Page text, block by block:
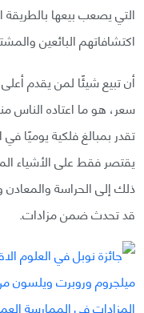
التي يصعب بيعها بالطريقة
اكتشافاتهم البائعين
أن تبيع شيئًا لمن يقدم
سعر، هو ما اعتاده الناس
تقدر بمبالغ فلكية يوميًا
يقتصر فقط على الأشياء
ذلك إلى الحراسة
قد تحدث ضمن مزادات.